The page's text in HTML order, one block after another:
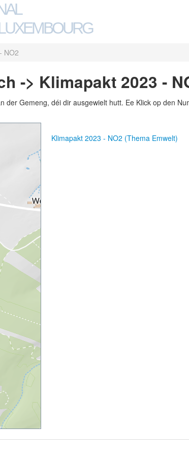
NO2
-> Klimapakt 2023 -
der Gemeng, déi dir ausgewielt hutt. Ee Klick op den
Klimapakt 2023 - NO2 (Thema Emwelt)